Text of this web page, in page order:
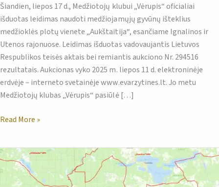
Šiandien, liepos 17 d., Medžiotojų klubui „Vėrupis“ oficialiai
išduotas leidimas naudoti medžiojamųjų gyvūnų išteklius
medžioklės plotų vienete „Aukštaitija“, esančiame Ignalinos ir
Utenos rajonuose. Leidimas išduotas vadovaujantis Lietuvos
Respublikos teisės aktais bei remiantis aukciono Nr. 294516
rezultatais. Aukcionas vyko 2025 m. liepos 11 d. elektroninėje
erdvėje – interneto svetainėje www.evarzytines.lt. Jo metu
Medžiotojų klubas „Vėrupis“ pasiūlė […]
Read More »
Medžioklės
plotų
konkursas!!!